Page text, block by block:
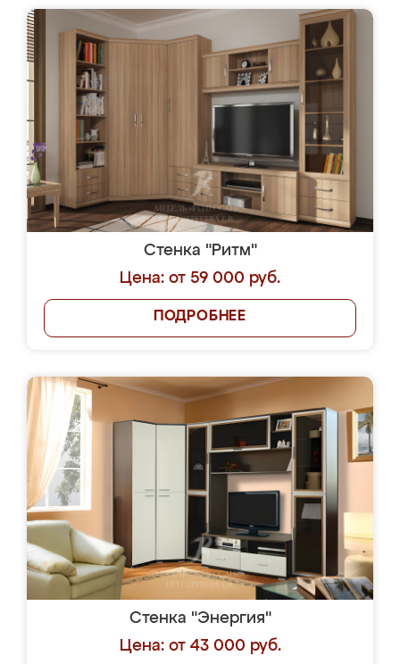
Стенка "Ритм"
Цена: от 59 000 руб.
ПОДРОБНЕЕ
Стенка "Энергия"
Цена: от 43 000 руб.